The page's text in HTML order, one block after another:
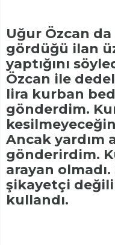
Uğur Özcan
gördüğü ilan
yaptığını
Özcan ile
lira kurban
gönderdim.
Ancak yardım
gönderirdim.
arayan
şikayetçi
kullandı.